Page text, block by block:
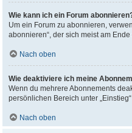
Wie kann ich ein Forum
Um ein Forum zu abonnieren,
abonnieren“, der sich meist am
Nach oben
Wie deaktiviere ich meine
Wenn du mehrere Abonnements
persönlichen Bereich unter
Nach oben